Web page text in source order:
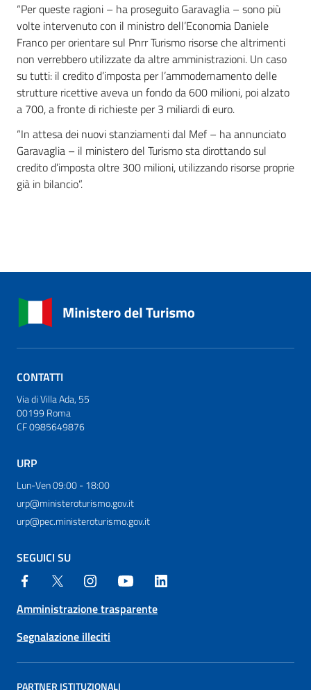
“Per queste ragioni – ha proseguito Garavaglia – sono più
volte intervenuto con il ministro dell’Economia Daniele
Franco per orientare sul Pnrr Turismo risorse che altrimenti
non verrebbero utilizzate da altre amministrazioni. Un caso
su tutti: il credito d’imposta per l’ammodernamento delle
strutture ricettive aveva un fondo da 600 milioni, poi alzato
a 700, a fronte di richieste per 3 miliardi di euro.
“In attesa dei nuovi stanziamenti dal Mef – ha annunciato
Garavaglia – il ministero del Turismo sta dirottando sul
credito d’imposta oltre 300 milioni, utilizzando risorse proprie
già in bilancio”.
CONTATTI
Via di Villa Ada, 55
00199 Roma
CF 0985649876
URP
Lun-Ven 09:00 - 18:00
urp@ministeroturismo.gov.it
urp@pec.ministeroturismo.gov.it
SEGUICI SU
Amministrazione trasparente
Segnalazione illeciti
PARTNER ISTITUZIONALI